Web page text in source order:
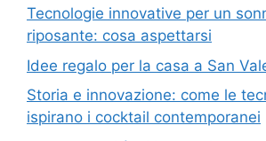
Tecnologie innovative per un
riposante: cosa aspettarsi
Idee regalo per la casa a San
Storia e innovazione: come le
ispirano i cocktail contemporanei